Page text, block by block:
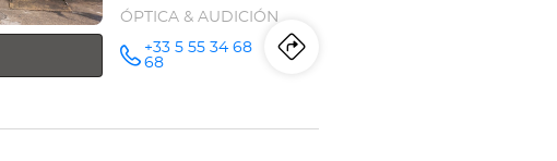
ÓPTICA & AUDICIÓN
número
+33 5 55 34 68
68
Itinerario
a